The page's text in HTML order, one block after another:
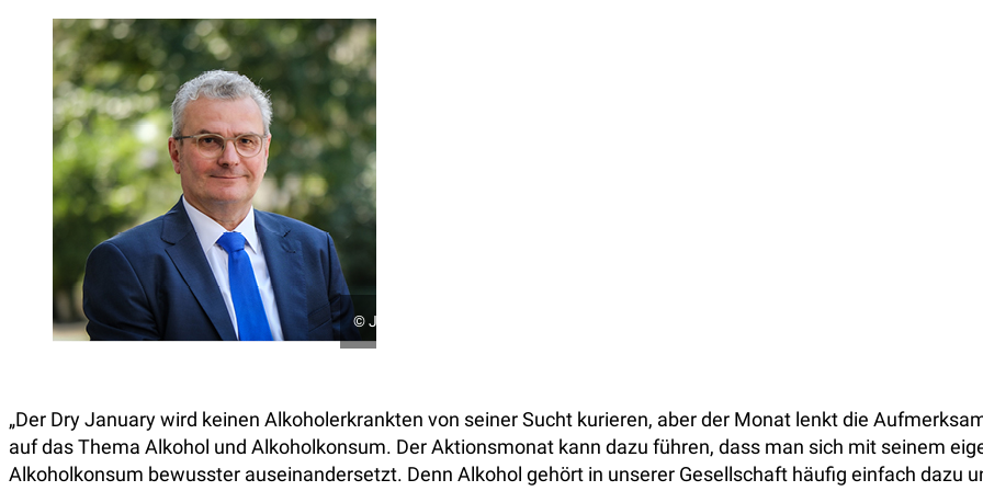
©Jens Schulze / Diakonie in Niedersachsen
„Der Dry January wird keinen Alkoholerkrankten von seiner Sucht kurieren, aber der Monat lenkt die
auf das Thema Alkohol und Alkoholkonsum. Der Aktionsmonat kann dazu führen, dass man sich mit seinem
Alkoholkonsum bewusster auseinandersetzt. Denn Alkohol gehört in unserer Gesellschaft häufig einfach dazu